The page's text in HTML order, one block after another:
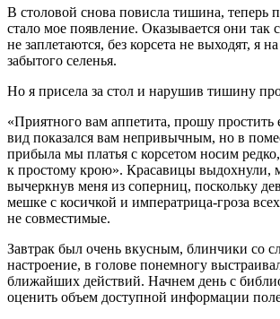
В столовой снова повисла тишина, теперь
стало мое появление. Оказывается они так
не заплетаются, без корсета не выходят, я
забытого селенья.
Но я присела за стол и нарушив тишину
«Приятного вам аппетита, прошу
вид показался вам непривычным, но в
прибыла мы платья с корсетом носим
к простому крою». Красавицы выдохнули,
вычеркнув меня из соперниц, поскольку
мешке с косичкой и императрица-гроза
не совместимые.
Завтрак был очень вкусным, блинчики со
настроение, в голове понемногу
ближайших действий. Начнем день с
оценить объем доступной информации